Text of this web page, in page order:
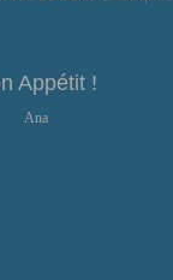
Appétit !
Ana